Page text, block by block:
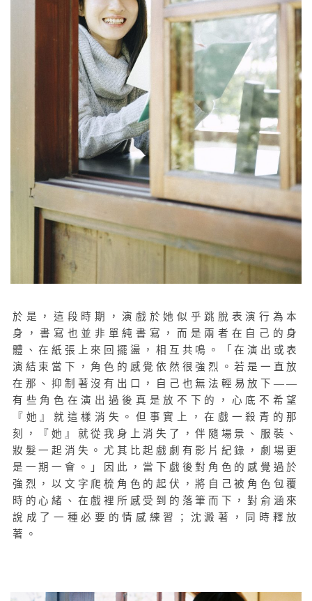
於是，這段時期，演戲於她似乎跳脫表演行為本
身，書寫也並非單純書寫，而是兩者在自己的身
體、在紙張上來回擺盪，相互共鳴。「在演出或表
演結束當下，角色的感覺依然很強烈。若是一直放
在那、抑制著沒有出口，自己也無法輕易放下——
有些角色在演出過後真是放不下的，心底不希望
『她』就這樣消失。但事實上，在戲一殺青的那
刻，『她』就從我身上消失了，伴隨場景、服裝、
妝髮一起消失。尤其比起戲劇有影片紀錄，劇場更
是一期一會。」因此，當下戲後對角色的感覺過於
強烈，以文字爬梳角色的起伏，將自己被角色包覆
時的心緒、在戲裡所感受到的落筆而下，對俞涵來
說成了一種必要的情感練習；沈澱著，同時釋放
著。